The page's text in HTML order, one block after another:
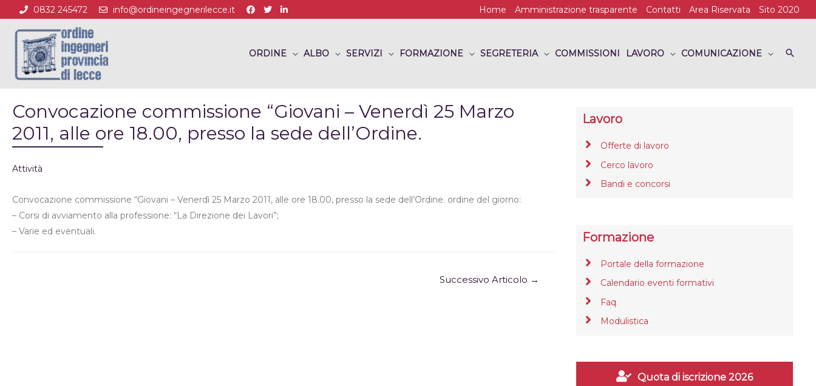
0832 245472 info@ordineingegnerilecce.it Home Amministrazione trasparente Contatti Area Riservata Sito 2020
ORDINE ALBO SERVIZI FORMAZIONE SEGRETERIA COMMISSIONI LAVORO COMUNICAZIONE
Convocazione commissione “Giovani – Venerdì 25 Marzo
2011, alle ore 18.00, presso la sede dell’Ordine.
Attività
Convocazione commissione “Giovani – Venerdì 25 Marzo 2011, alle ore 18.00, presso la sede dell’Ordine. ordine del giorno:
– Corsi di avviamento alla professione: “La Direzione dei Lavori”;
– Varie ed eventuali.
Successivo Articolo →
Lavoro
Offerte di lavoro
Cerco lavoro
Bandi e concorsi
Formazione
Portale della formazione
Calendario eventi formativi
Faq
Modulistica
Quota di iscrizione 2026